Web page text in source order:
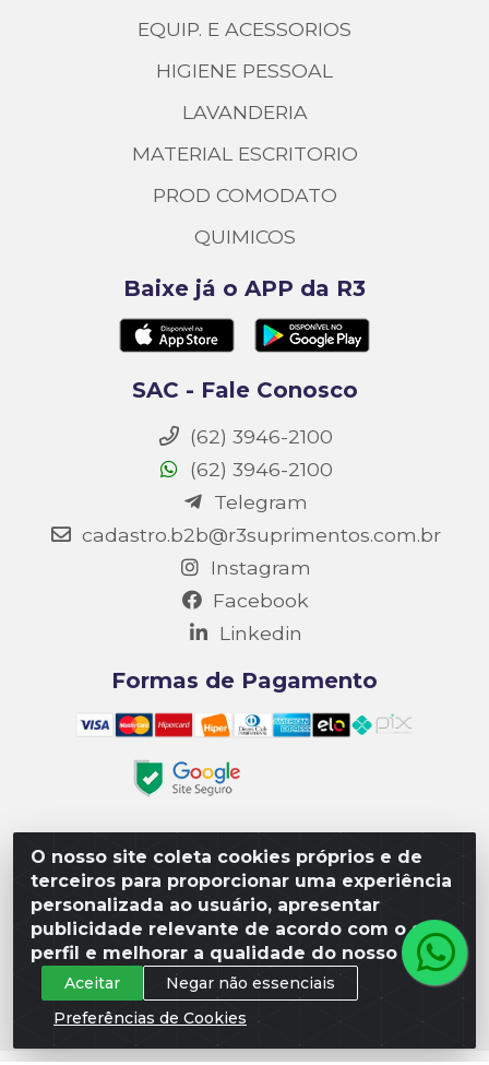
O nosso site coleta cookies próprios e de
terceiros para proporcionar uma experiência
personalizada ao usuário, apresentar
publicidade relevante de acordo com o seu
perfil e melhorar a qualidade do nosso site.
Aceitar
Negar não essenciais
Preferências de Cookies
EQUIP. E ACESSORIOS
HIGIENE PESSOAL
LAVANDERIA
MATERIAL ESCRITORIO
PROD COMODATO
QUIMICOS
Baixe já o APP da R3
SAC - Fale Conosco
(62) 3946-2100
(62) 3946-2100
Telegram
cadastro.b2b@r3suprimentos.com.br
Instagram
Facebook
Linkedin
Formas de Pagamento
Matriz R3 Suprimentos - Rua 14, Polo Empresarial Goiás
– Etapa III, Quadra: 15; Lote 04, Aparecida de
Goiânia/GO, CEP 74985-182. - CNPJ 10.641.901/0001-16